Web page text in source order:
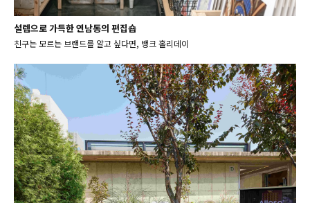
설렘으로 가득한 연남동의 편집숍
친구는 모르는 브랜드를 알고 싶다면, 뱅크 홀리데이